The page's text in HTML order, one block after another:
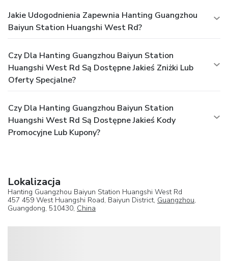
Jakie Udogodnienia Zapewnia Hanting Guangzhou
Baiyun Station Huangshi West Rd?
Czy Dla Hanting Guangzhou Baiyun Station
Huangshi West Rd Są Dostępne Jakieś Zniżki Lub
Oferty Specjalne?
Czy Dla Hanting Guangzhou Baiyun Station
Huangshi West Rd Są Dostępne Jakieś Kody
Promocyjne Lub Kupony?
Lokalizacja
Hanting Guangzhou Baiyun Station Huangshi West Rd
457 459 West Huangshi Road, Baiyun District, Guangzhou,
Guangdong, 510430, China